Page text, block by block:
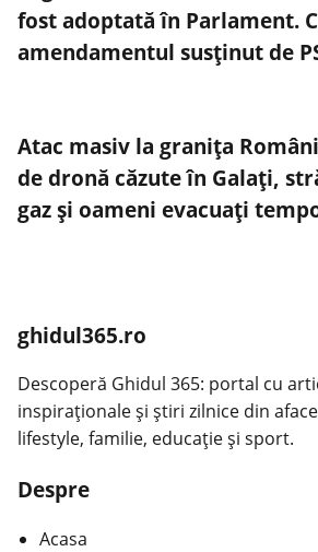
fost adoptată în Parlament.
amendamentul susținut de
Atac masiv la granița
de dronă căzute în Galați,
gaz și oameni evacuați
ghidul365.ro
Descoperă Ghidul 365: portal cu
inspiraționale și știri zilnice din
lifestyle, familie, educație și sport.
Despre
Acasa